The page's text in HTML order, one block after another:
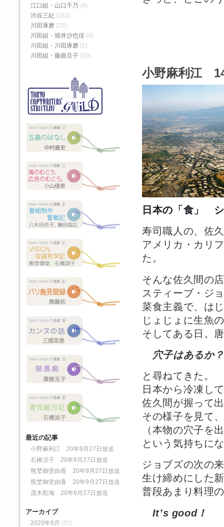
小野麻利江
日本の「食」
寿司職人の、佐
アメリカ・カリ
た。
そんな佐久間の
スティーブ・ジ
菜食主義で、は
じょじょに生魚
そしてある日。
穴子はあるか
と尋ねてきた。
日本から冷凍し
佐久間が握って
その様子を見て
（本物の穴子を
という気持ちに
ジョブズの次の
生け締めにした
普段あまり料理
It’s good！
江口組・山口千乃 (4)
渋谷三紀 (163)
川田琢磨 (25)
川田組・堀井沙也佳 (4)
川田組・川田琢磨 (1)
川田組・藤曲旦子 (10)
最近の記事
小野麻利江 20年9月27日放送
石橋涼子 20年9月27日放送
熊埜御堂由香 20年9月27日放送
熊埜御堂由香 20年9月27日放送
茂木彩海 20年9月27日放送
アーカイブ
2020年9月 (52)